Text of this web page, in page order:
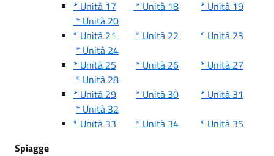
* Unità 17
* Unità 18
* Unità 19
* Unità 20
* Unità 21
* Unità 22
* Unità 23
* Unità 24
* Unità 25
* Unità 26
* Unità 27
* Unità 28
* Unità 29
* Unità 30
* Unità 31
* Unità 32
* Unità 33
* Unità 34
* Unità 35
Spiagge